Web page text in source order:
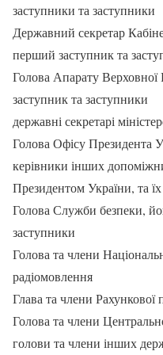
заступники та заступники
Державний секретар
перший заступник та
Голова Апарату
заступник та заступники
державні секретарі
Голова Офісу Президента
керівники інших
Президентом України, та
Голова Служби безпеки,
заступники
Голова та члени
радіомовлення
Глава та члени Рахункової
Голова та члени
голови та члени інших